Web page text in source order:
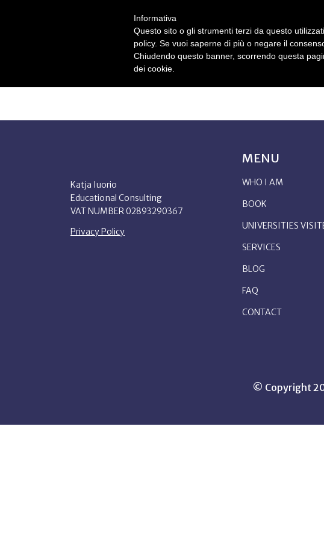
WHO I AMBOOK
Katja Iuorio
Educational Consulting
VAT NUMBER 02893290367
Privacy Policy
MENU
WHO I AM
BOOK
UNIVERSITIES
SERVICES
BLOG
FAQ
CONTACT
© Copyright
Informativa
Questo sito o gli strumenti terzi da questo
policy. Se vuoi saperne di più o negare il
Chiudendo questo banner, scorrendo questa
dei cookie.